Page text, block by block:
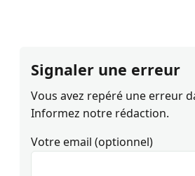
Signaler une erreur
Vous avez repéré une erreur
Informez notre rédaction.
Votre email (optionnel)